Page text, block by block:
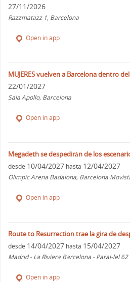
27/11/2026
Razzmatazz 1, Barcelona
Open in app
MUJERES vuelven a Barcelona dentro
22/01/2027
Sala Apollo, Barcelona
Open in app
Megadeth se despedirán de los
desde 10/04/2027 hasta 12/04/2027
Olimpic Arena Badalona, Barcelona
Open in app
Route to Resurrection trae la gira de
desde 14/04/2027 hasta 15/04/2027
Madrid - La Riviera Barcelona - Paral-lel 62
Open in app